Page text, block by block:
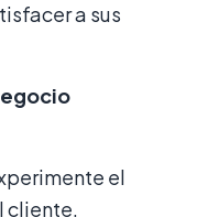
a sus
el
cliente.